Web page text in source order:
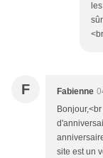
F Fabienne
site est un